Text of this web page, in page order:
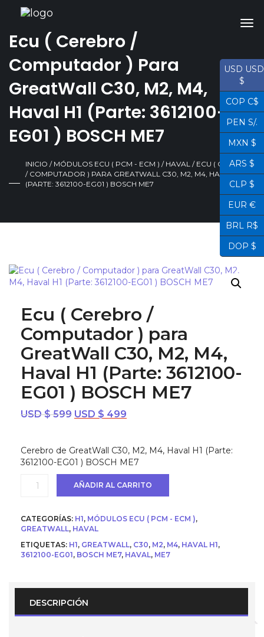
Ecu ( Cerebro /
Computador ) Para
GreatWall C30, M2, M4,
Haval H1 (Parte: 3612100-
EG01 ) BOSCH ME7
INICIO / MÓDULOS ECU ( PCM - ECM ) / HAVAL / ECU ( CEREBRO
/ COMPUTADOR ) PARA GREATWALL C30, M2, M4, HAVAL H1
(PARTE: 3612100-EG01 ) BOSCH ME7
¡OFERTA!
Ecu ( Cerebro /
Computador ) para
GreatWall C30, M2, M4,
Haval H1 (Parte: 3612100-
EG01 ) BOSCH ME7
USD $599 El
era:
USD
$ 599.
USD $ 499
es:
USD
Cerebro de GreatWall C30, M2, M4, Haval H1 (Parte:
3612100-EG01 ) BOSCH ME7
/
Computador
para
GreatWall
(Parte:
AÑADIR AL CARRITO
CATEGORÍAS: H1, MÓDULOS ECU ( PCM - ECM ),
GREATWALL, HAVAL
ETIQUETAS: H1, GREATWALL, C30, M2, M4, HAVAL H1,
3612100-EG01, BOSCH ME7, HAVAL, ME7
DESCRIPCIÓN
USD USD
$
COP C$
PEN S/.
MXN $
ARS $
CLP $
EUR €
BRL R$
DOP $